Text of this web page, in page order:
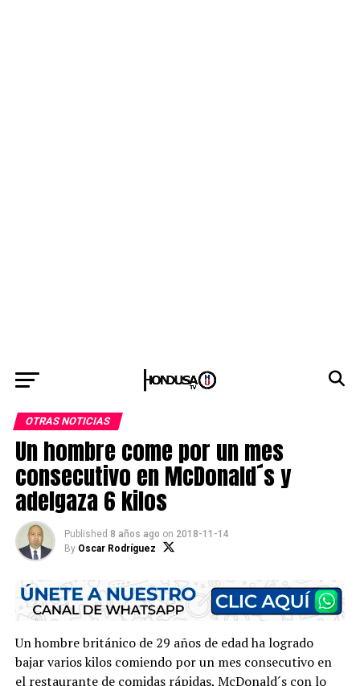
OTRAS NOTICIAS
Un hombre come por un mes
consecutivo en McDonald´s y
adelgaza 6 kilos
Published 8 años ago on 2018-11-14
By Oscar Rodríguez
Un hombre británico de 29 años de edad ha logrado
bajar varios kilos comiendo por un mes consecutivo en
el restaurante de comidas rápidas, McDonald´s con lo